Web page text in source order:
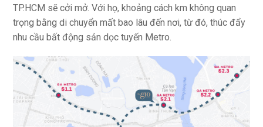
TP.HCM sẽ cởi mở. Với họ, khoảng cách km không quan
trọng bằng di chuyển mất bao lâu đến nơi, từ đó, thúc đẩy
nhu cầu bất động sản dọc tuyến Metro.